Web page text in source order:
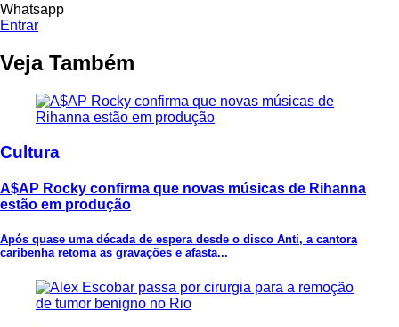
Whatsapp
Entrar
Veja Também
Cultura
A$AP Rocky confirma que novas músicas de Rihanna
estão em produção
Após quase uma década de espera desde o disco Anti, a cantora
caribenha retoma as gravações e afasta...